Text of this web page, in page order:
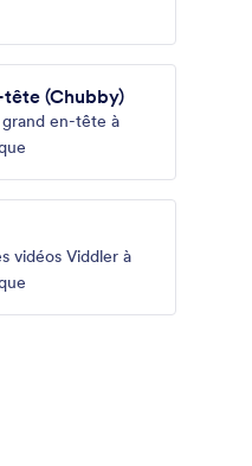
(Chubby)
en-tête à
vidéos Viddler à